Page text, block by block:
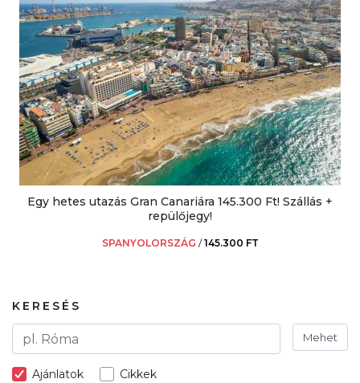
Egy hetes utazás Gran Canariára 145.300 Ft! Szállás +
repülőjegy!
SPANYOLORSZÁG /145.300 FT
KERESÉS
Mehet
Ajánlatok Cikkek